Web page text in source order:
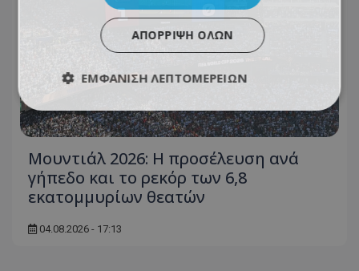
Μουντιάλ 2026: Η προσέλευση ανά
γήπεδο και το ρεκόρ των 6,8
εκατομμυρίων θεατών
04.08.2026 - 17:13
ΑΠΌΡΡΙΨΗ ΌΛΩΝ
ΕΜΦΆΝΙΣΗ ΛΕΠΤΟΜΕΡΕΙΏΝ